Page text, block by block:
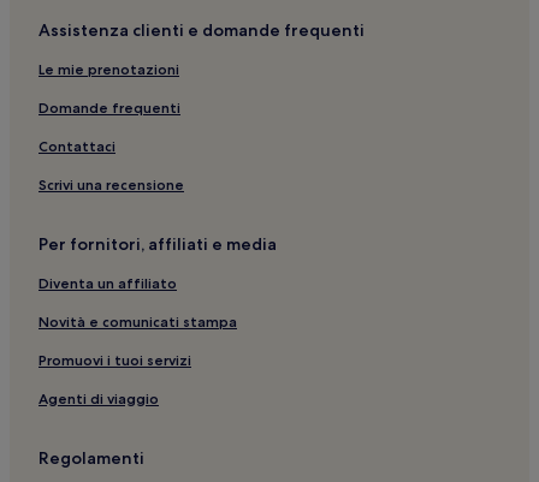
Municipio di Verona: hotel nelle vicinanze
San Giovanni Lupatoto: Hotel con animali ammessi
Città Antica: hotel
Borgo Roma: Hotel con colazione gratuita
Vr: Hotel con piscina
Verona: Hotel economici
San Giovanni Lupatoto: Hotel con parcheggio
Basilica di Sant'Anastasia: hotel nelle vicinanze
Verona: hotel
Fontana di Madonna Verona: hotel nelle vicinanze
Stazione di Verona Porta Vescovo: hotel nelle vicinanze
Assistenza clienti e domande frequenti
Le mie prenotazioni
Domande frequenti
Contattaci
Scrivi una recensione
Per fornitori, affiliati e media
Diventa un affiliato
Novità e comunicati stampa
Promuovi i tuoi servizi
Agenti di viaggio
Regolamenti